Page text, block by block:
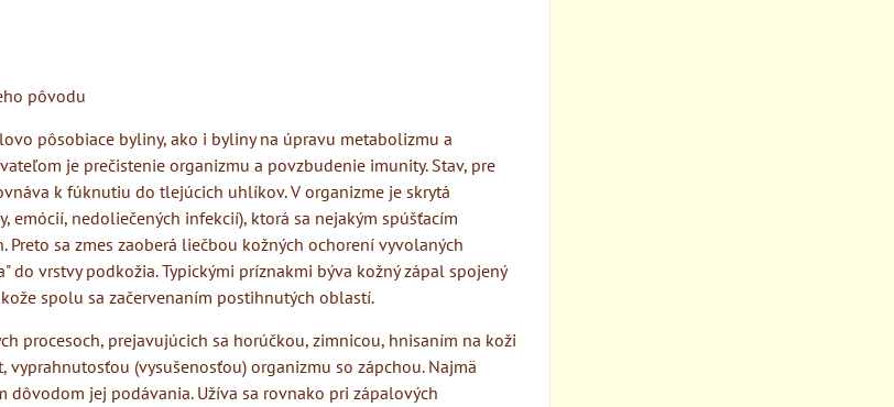
pôvodu
pôsobiace byliny, ako i byliny na úpravu metabolizmu a
je prečistenie organizmu a povzbudenie imunity. Stav, pre
k fúknutiu do tlejúcich uhlíkov. V organizme je skrytá
emócií, nedoliečených infekcií), ktorá sa nejakým spúšťacím
Preto sa zmes zaoberá liečbou kožných ochorení vyvolaných
do vrstvy podkožia. Typickými príznakmi býva kožný zápal spojený
spolu sa začervenaním postihnutých oblastí.
procesoch, prejavujúcich sa horúčkou, zimnicou, hnisaním na koži
vyprahnutosťou (vysušenosťou) organizmu so zápchou. Najmä
dôvodom jej podávania. Užíva sa rovnako pri zápalových